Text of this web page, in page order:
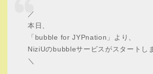
／
本日、
「bubble for JYPnation」より、
NiziUのbubbleサービスがスタートし
＼